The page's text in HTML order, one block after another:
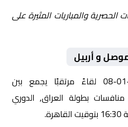
الحصرية والمباريات المثيرة على
و أربيل
يستضيف اليوم 2026-01-08 لقاءً مرتقبًا يجمع بين
بطولة العراق, الدوري